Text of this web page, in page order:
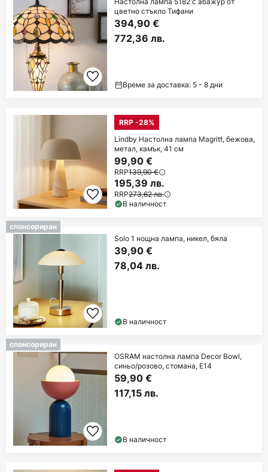
цветно стъкло Тифани
394,90 €
772,36 лв.
Време за доставка: 5 - 8 дни
RRP -28%
Lindby Настолна лампа Magritt, бежова,
метал, камък, 41 см
99,90 €
RRP139,90 €
195,39 лв.
RRP273,62 лв.
В наличност
спонсориран
Solo 1 нощна лампа, никел, бяла
39,90 €
78,04 лв.
В наличност
спонсориран
OSRAM настолна лампа Decor Bowl,
синьо/розово, стомана, E14
59,90 €
117,15 лв.
В наличност